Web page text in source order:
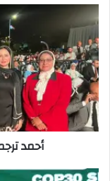
أحمد
ترجم
يشارك
في
احتفالية
6
أكتوبر
أحمد ترجم
ختام